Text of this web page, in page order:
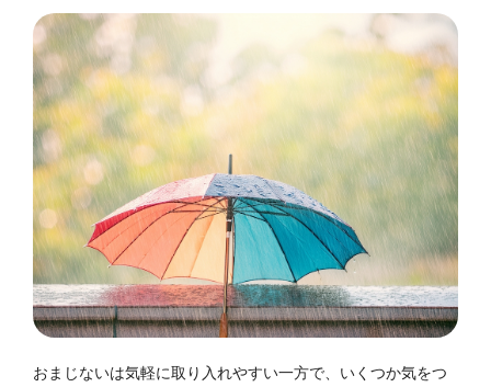
おまじないは気軽に取り入れやすい一方で、いくつか気をつ